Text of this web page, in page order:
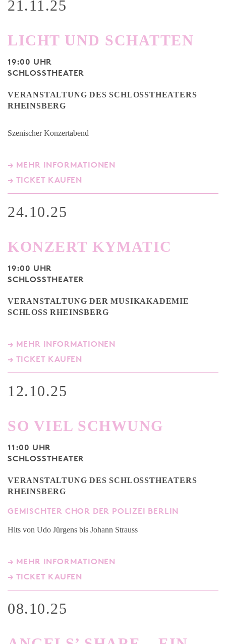
21.11.25
LICHT UND SCHATTEN
19:00 UHR
SCHLOSSTHEATER
VERANSTALTUNG DES SCHLOSSTHEATERS
RHEINSBERG
Szenischer Konzertabend
→ MEHR INFORMATIONEN
→ TICKET KAUFEN
24.10.25
KONZERT KYMATIC
19:00 UHR
SCHLOSSTHEATER
VERANSTALTUNG DER MUSIKAKADEMIE
SCHLOSS RHEINSBERG
→ MEHR INFORMATIONEN
→ TICKET KAUFEN
12.10.25
SO VIEL SCHWUNG
11:00 UHR
SCHLOSSTHEATER
VERANSTALTUNG DES SCHLOSSTHEATERS
RHEINSBERG
GEMISCHTER CHOR DER POLIZEI BERLIN
Hits von Udo Jürgens bis Johann Strauss
→ MEHR INFORMATIONEN
→ TICKET KAUFEN
08.10.25